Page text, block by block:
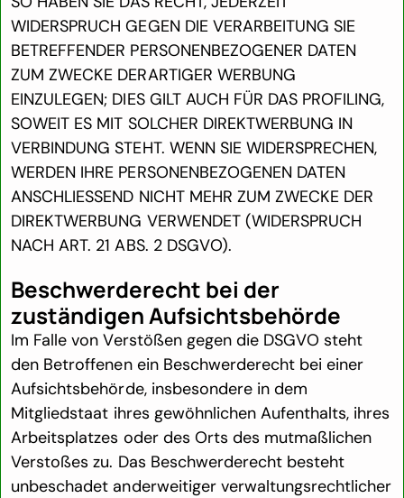
WIDERSPRUCH GEGEN DIE VERARBEITUNG SIE
BETREFFENDER PERSONENBEZOGENER DATEN
ZUM ZWECKE DERARTIGER WERBUNG
EINZULEGEN; DIES GILT AUCH FÜR DAS PROFILING,
SOWEIT ES MIT SOLCHER DIREKTWERBUNG IN
VERBINDUNG STEHT. WENN SIE WIDERSPRECHEN,
WERDEN IHRE PERSONENBEZOGENEN DATEN
ANSCHLIESSEND NICHT MEHR ZUM ZWECKE DER
DIREKTWERBUNG VERWENDET (WIDERSPRUCH
NACH ART. 21 ABS. 2 DSGVO).
Beschwerde­recht bei der
zuständigen Aufsichts­behörde
Im Falle von Verstößen gegen die DSGVO steht
den Betroffenen ein Beschwerderecht bei einer
Aufsichtsbehörde, insbesondere in dem
Mitgliedstaat ihres gewöhnlichen Aufenthalts, ihres
Arbeitsplatzes oder des Orts des mutmaßlichen
Verstoßes zu. Das Beschwerderecht besteht
unbeschadet anderweitiger verwaltungsrechtlicher